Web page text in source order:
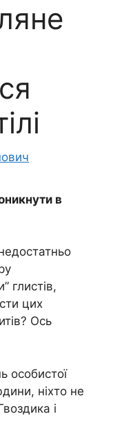
в
глистів,
цих
Ось
особистої
ніхто не
і